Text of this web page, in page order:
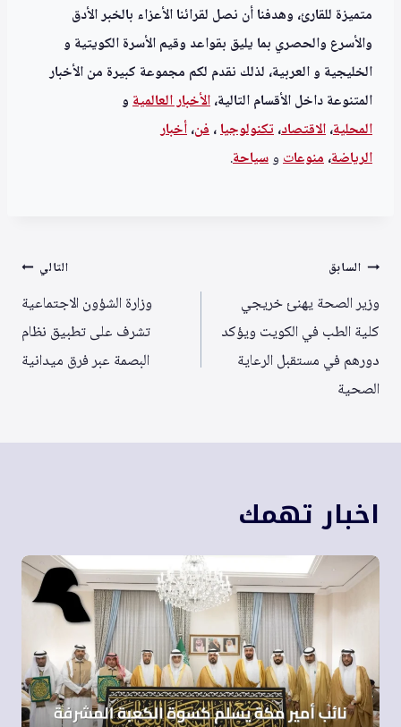
متميزة للقارئ، وهدفنا أن نصل لقرائنا الأعزاء بالخبر الأدق
والأسرع والحصري بما يليق بقواعد وقيم الأسرة الكويتية و
الخليجية و العربية، لذلك نقدم لكم مجموعة كبيرة من الأخبار
المتنوعة داخل الأقسام التالية،الأخبار العالميةو
المحلية،الاقتصاد،تكنولوجيا،فن،أخبار
الرياضة،منوعاتوسياحة.
تصفّح
المقالات
السابق
وزير الصحة يهنئ خريجي
كلية الطب في الكويت ويؤكد
دورهم في مستقبل الرعاية
الصحية
التالي
وزارة الشؤون الاجتماعية
تشرف على تطبيق نظام
البصمة عبر فرق ميدانية
اخبار تهمك